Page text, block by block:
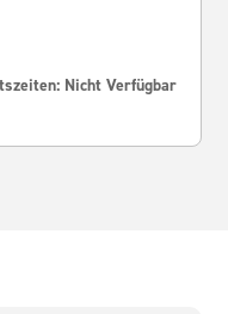
Nicht Verfügbar